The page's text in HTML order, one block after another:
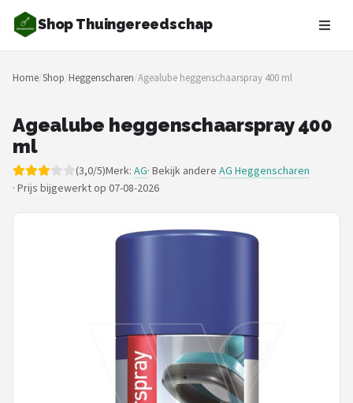
Shop Thuingereedschap
Zoeken
NAVIGATIE
Merken
Blog
Grastrimmers
Onkruidbranders
Home/Shop/Heggenscharen/Agealube heggenschaarspray 400 ml
Agealube heggenschaarspray 400
ml
(3,0/5)Merk: AG· Bekijk andere AG Heggenscharen
· Prijs bijgewerkt op 07-08-2026